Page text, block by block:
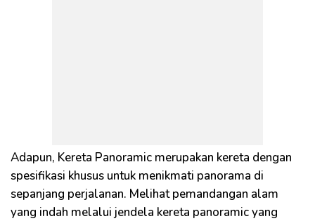
Adapun, Kereta Panoramic merupakan kereta dengan
spesifikasi khusus untuk menikmati panorama di
sepanjang perjalanan. Melihat pemandangan alam
yang indah melalui jendela kereta panoramic yang